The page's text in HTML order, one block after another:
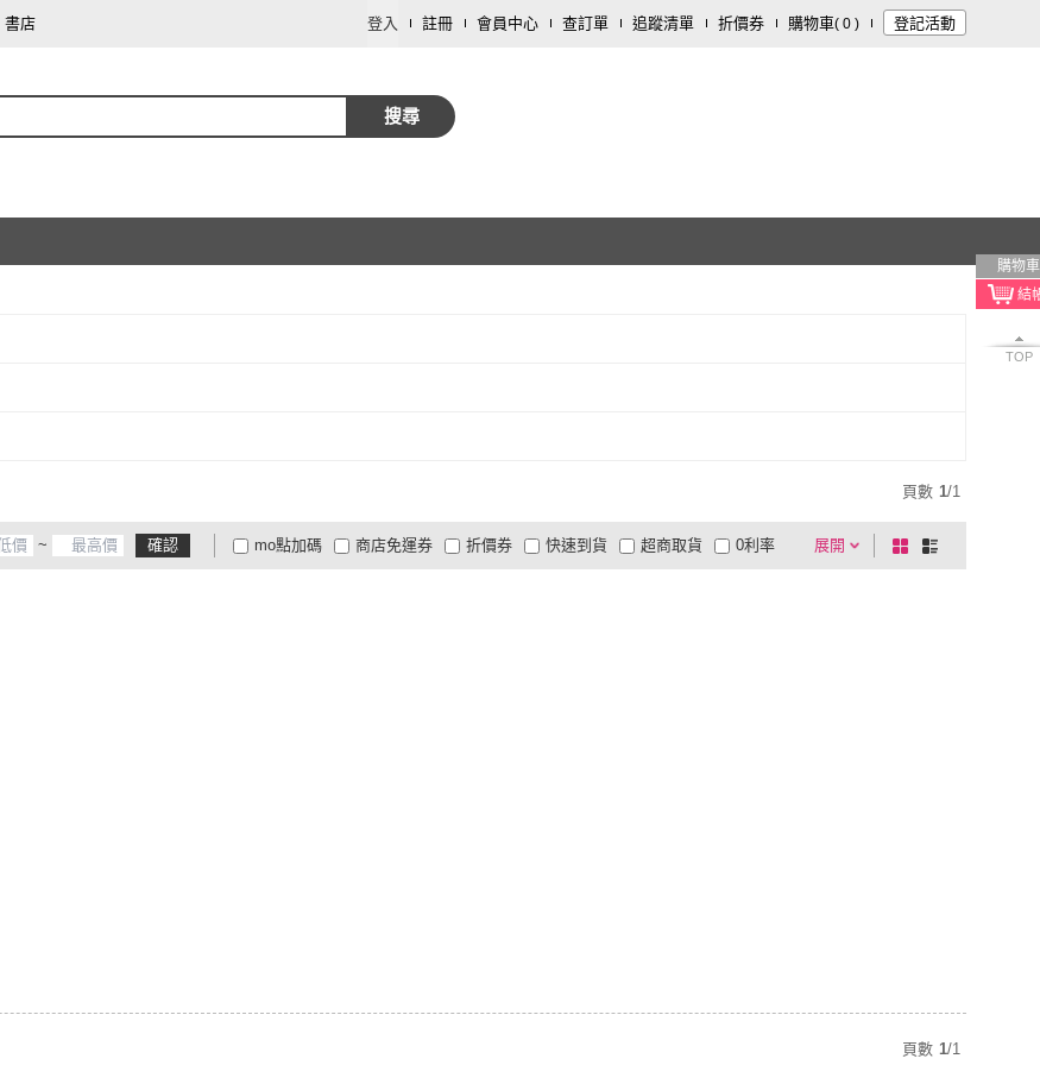
書店 登入 註冊 會員中心 查訂單 追蹤清單 折價券 購物車( 0 ) 登記活動
搜尋
購物車
TOP
頁數 1/1
~ 確認 展開
折價券
有影片
商品有量 電視購物
mo點加碼 快速到貨 超商取貨
大家電安心配
大家電快配
商店免運券 0利率
棋
盤
列
頁數 1/1